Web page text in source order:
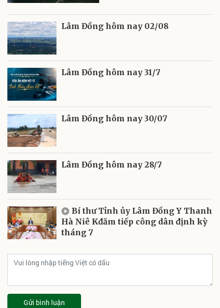
Lâm Đồng hôm nay 02/08
Lâm Đồng hôm nay 31/7
Lâm Đồng hôm nay 30/07
Lâm Đồng hôm nay 28/7
Bí thư Tỉnh ủy Lâm Đồng Y Thanh
Hà Niê Kđăm tiếp công dân định kỳ
tháng 7
Gửi bình luận